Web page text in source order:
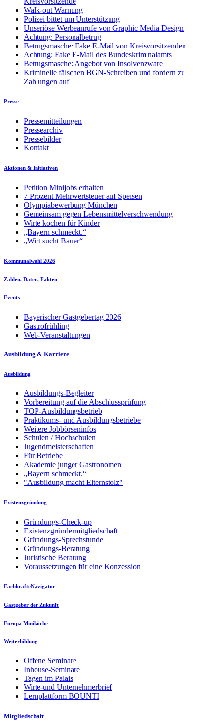
Walk-out Warnung
Polizei bittet um Unterstützung
Unseriöse Werbeanrufe von Graphic Media Design
Achtung: Personalbetrug
Betrugsmasche: Fake E-Mail von Kreisvorsitzenden
Achtung: Fake E-Mail des Bundeskriminalamts
Betrugsmasche: Angebot von Insolvenzware
Kriminelle fälschen BGN-Schreiben und fordern zu
Zahlungen auf
Presse
Pressemitteilungen
Pressearchiv
Pressebilder
Kontakt
Aktionen & Initiativen
Petition Minijobs erhalten
7 Prozent Mehrwertsteuer auf Speisen
Olympiabewerbung München
Gemeinsam gegen Lebensmittelverschwendung
Wirte kochen für Kinder
„Bayern schmeckt.“
„Wirt sucht Bauer“
Kommunalwahl 2026
Zahlen, Daten, Fakten
Events
Bayerischer Gastgebertag 2026
Gastrofrühling
Web-Veranstaltungen
Ausbildung & Karriere
Ausbildung
Ausbildungs-Begleiter
Vorbereitung auf die Abschlussprüfung
TOP-Ausbildungsbetrieb
Praktikums- und Ausbildungsbetriebe
Weitere Jobbörseninfos
Schulen / Hochschulen
Jugendmeisterschaften
Für Betriebe
Akademie junger Gastronomen
„Bayern schmeckt.“
"Ausbildung macht Elternstolz"
Existenzgründung
Gründungs-Check-up
Existenzgründermitgliedschaft
Gründungs-Sprechstunde
Gründungs-Beratung
Juristische Beratung
Voraussetzungen für eine Konzession
FachkräfteNavigator
Gastgeber der Zukunft
Europa Miniköche
Weiterbildung
Offene Seminare
Inhouse-Seminare
Tagen im Palais
Wirte-und Unternehmerbrief
Lernplattform BOUNTI
Mitgliedschaft